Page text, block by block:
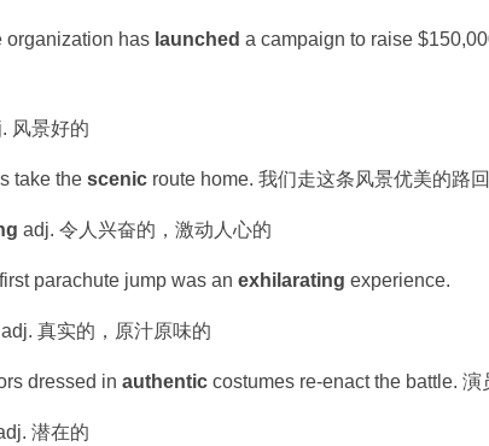
organization has launched a campaign to raise
风景好的
take the scenic route home. 我们走这条风景优美的路回
adj. 令人兴奋的，激动人心的
parachute jump was an exhilarating experience.
adj. 真实的，原汁原味的
dressed in authentic costumes re-enact the battle.
潜在的